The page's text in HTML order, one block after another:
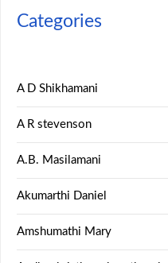
Categories
A D Shikhamani
A R stevenson
A.B. Masilamani
Akumarthi Daniel
Amshumathi Mary